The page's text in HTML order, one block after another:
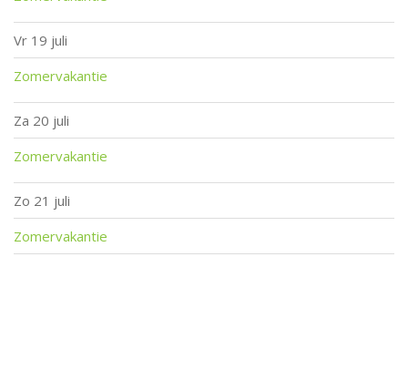
Vr 19 juli
Zomervakantie
Za 20 juli
Zomervakantie
Zo 21 juli
Zomervakantie